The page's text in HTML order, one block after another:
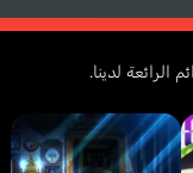
الرائعة لدينا.